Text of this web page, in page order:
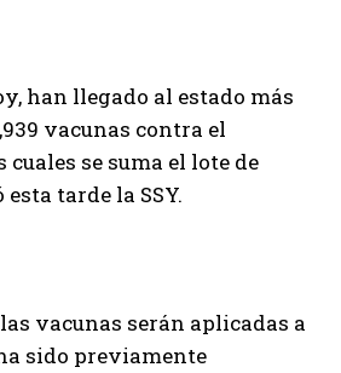
han llegado al estado más
vacunas contra el
cuales se suma el lote de
tarde la SSY.
vacunas serán aplicadas a
sido previamente